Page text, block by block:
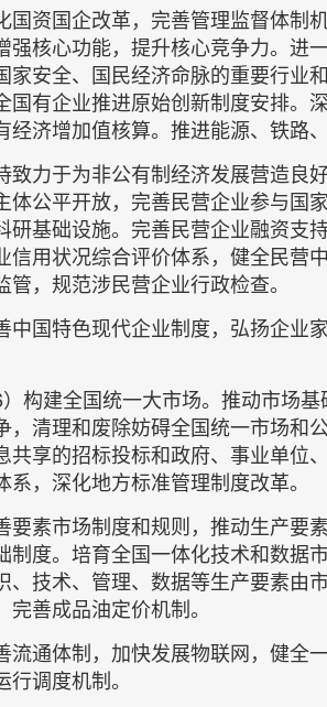
国资国企改革，完善管理监督体制
强核心功能，提升核心竞争力。进
家安全、国民经济命脉的重要行业
国有企业推进原始创新制度安排。
经济增加值核算。推进能源、铁路
致力于为非公有制经济发展营造良
体公平开放，完善民营企业参与国
研基础设施。完善民营企业融资支
信用状况综合评价体系，健全民营
管，规范涉民营企业行政检查。
中国特色现代企业制度，弘扬企业
6）构建全国统一大市场。推动市场
，清理和废除妨碍全国统一市场和
共享的招标投标和政府、事业单位
系，深化地方标准管理制度改革。
要素市场制度和规则，推动生产要
制度。培育全国一体化技术和数据
、技术、管理、数据等生产要素由
完善成品油定价机制。
流通体制，加快发展物联网，健全
行调度机制。